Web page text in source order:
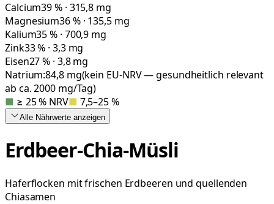
Calcium39 % · 315,8 mg
Magnesium36 % · 135,5 mg
Kalium35 % · 700,9 mg
Zink33 % · 3,3 mg
Eisen27 % · 3,8 mg
Natrium:84,8mg(kein EU-NRV — gesundheitlich relevant
ab ca. 2000 mg/Tag)
■ ≥ 25 % NRV■ 7,5–25 %
Alle Nährwerte anzeigen
Erdbeer-Chia-Müsli
Haferflocken mit frischen Erdbeeren und quellenden
Chiasamen